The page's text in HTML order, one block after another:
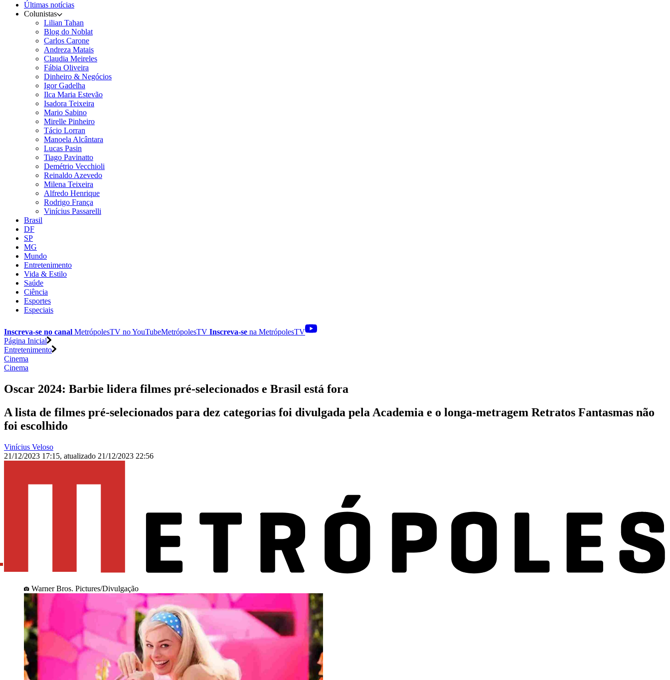
Últimas notícias
Colunistas
Lilian Tahan
Blog do Noblat
Carlos Carone
Andreza Matais
Claudia Meireles
Fábia Oliveira
Dinheiro & Negócios
Igor Gadelha
Ilca Maria Estevão
Isadora Teixeira
Mario Sabino
Mirelle Pinheiro
Tácio Lorran
Manoela Alcântara
Lucas Pasin
Tiago Pavinatto
Demétrio Vecchioli
Reinaldo Azevedo
Milena Teixeira
Alfredo Henrique
Rodrigo França
Vinícius Passarelli
Brasil
DF
SP
MG
Mundo
Entretenimento
Vida & Estilo
Saúde
Ciência
Esportes
Especiais
Inscreva-se no canal MetrópolesTV noYouTubeMetrópolesTV Inscreva-se na MetrópolesTV
Página Inicial
Entretenimento
Cinema
Cinema
Oscar 2024: Barbie lidera filmes pré-selecionados e Brasil está fora
A lista de filmes pré-selecionados para dez categorias foi divulgada pela Academia e o longa-metragem Retratos Fantasmas não
foi escolhido
Vinícius Veloso
21/12/2023 17:15, atualizado 21/12/2023 22:56
Warner Bros. Pictures/Divulgação